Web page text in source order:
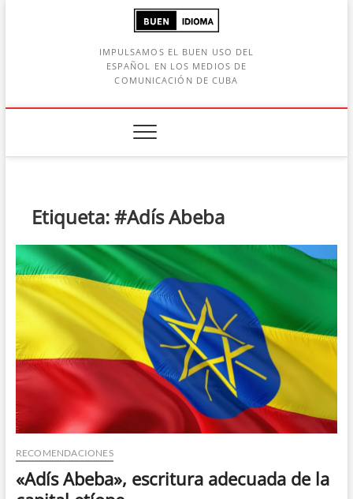
IMPULSAMOS EL BUEN USO DEL
ESPAÑOL EN LOS MEDIOS DE
COMUNICACIÓN DE CUBA
Etiqueta:#Adís Abeba
RECOMENDACIONES
«Adís Abeba», escritura adecuada de la